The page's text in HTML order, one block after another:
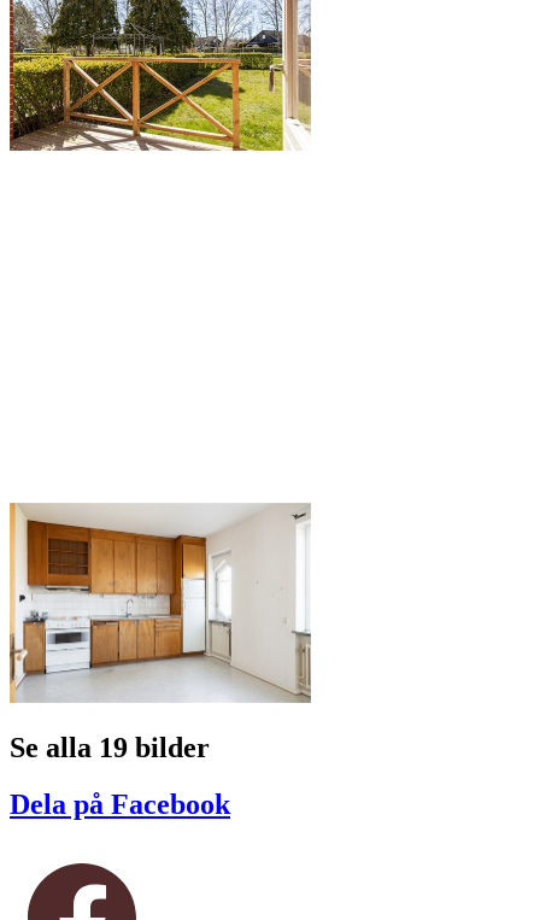
Se alla 19 bilder
Dela på Facebook